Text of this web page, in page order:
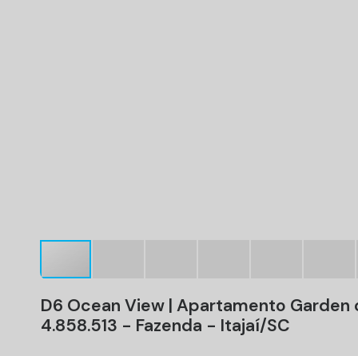
D6 Ocean View | Apartamento
4.858.513 - Fazenda - Itajaí/SC